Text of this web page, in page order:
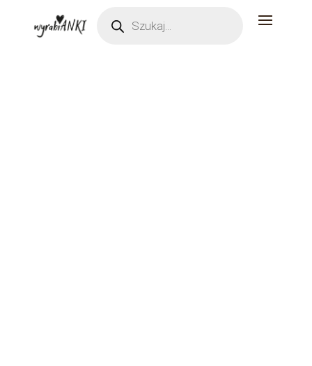
produktów